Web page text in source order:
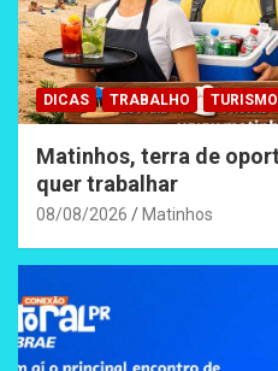
DICAS TRABALHO TURISMO
Matinhos, terra de
quer trabalhar
08/08/2026 Matinhos